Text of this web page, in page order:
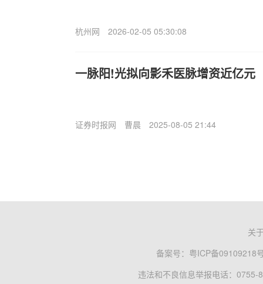
杭州网 2026-02-05 05:30:08
一脉阳!光拟向影禾医脉增资近亿元
证券时报网 曹晨 2025-08-05 21:44
关
备案号： 粤ICP备09109218
违法和不良信息举报电话：0755-